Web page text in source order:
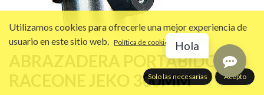
ABRAZADERA PORTABIDON
RACEONE JEKO 300MM
Utilizamos cookies para ofrecerle una mejor experiencia de
usuario en este sitio web. Política de cookies
Solo las necesarias Acepto
Hola